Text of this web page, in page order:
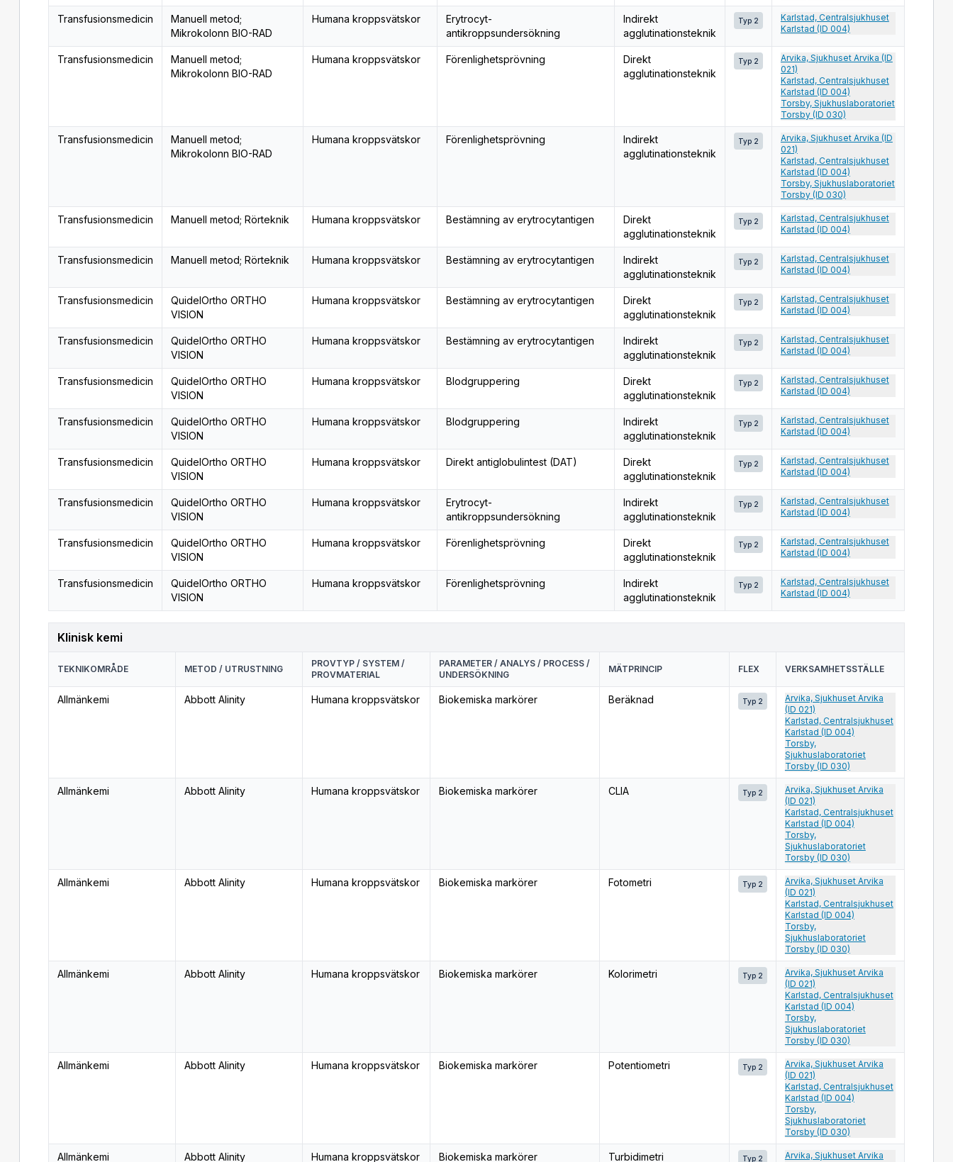
Transfusionsmedicin
Manuell metod;
Mikrokolonn BIO-RAD
Humana kroppsvätskor
Erytrocyt-
antikroppsundersökning
Indirekt
agglutinationsteknik
Typ 2
Karlstad, Centralsjukhuset
Karlstad (ID 004)
Transfusionsmedicin
Manuell metod;
Mikrokolonn BIO-RAD
Humana kroppsvätskor Förenlighetsprövning
Direkt
agglutinationsteknik
Typ 2
Arvika, Sjukhuset Arvika (ID
021)
Karlstad, Centralsjukhuset
Karlstad (ID 004)
Torsby, Sjukhuslaboratoriet
Torsby (ID 030)
Transfusionsmedicin
Manuell metod;
Mikrokolonn BIO-RAD
Humana kroppsvätskor Förenlighetsprövning
Indirekt
agglutinationsteknik
Typ 2
Arvika, Sjukhuset Arvika (ID
021)
Karlstad, Centralsjukhuset
Karlstad (ID 004)
Torsby, Sjukhuslaboratoriet
Torsby (ID 030)
Transfusionsmedicin Manuell metod; Rörteknik Humana kroppsvätskor Bestämning av erytrocytantigen
Direkt
agglutinationsteknik
Typ 2
Karlstad, Centralsjukhuset
Karlstad (ID 004)
Transfusionsmedicin Manuell metod; Rörteknik Humana kroppsvätskor Bestämning av erytrocytantigen
Indirekt
agglutinationsteknik
Typ 2
Karlstad, Centralsjukhuset
Karlstad (ID 004)
Transfusionsmedicin
QuidelOrtho ORTHO
VISION
Humana kroppsvätskor Bestämning av erytrocytantigen
Direkt
agglutinationsteknik
Typ 2
Karlstad, Centralsjukhuset
Karlstad (ID 004)
Transfusionsmedicin
QuidelOrtho ORTHO
VISION
Humana kroppsvätskor Bestämning av erytrocytantigen
Indirekt
agglutinationsteknik
Typ 2
Karlstad, Centralsjukhuset
Karlstad (ID 004)
Transfusionsmedicin
QuidelOrtho ORTHO
VISION
Humana kroppsvätskor Blodgruppering
Direkt
agglutinationsteknik
Typ 2
Karlstad, Centralsjukhuset
Karlstad (ID 004)
Transfusionsmedicin
QuidelOrtho ORTHO
VISION
Humana kroppsvätskor Blodgruppering
Indirekt
agglutinationsteknik
Typ 2
Karlstad, Centralsjukhuset
Karlstad (ID 004)
Transfusionsmedicin
QuidelOrtho ORTHO
VISION
Humana kroppsvätskor Direkt antiglobulintest (DAT)
Direkt
agglutinationsteknik
Typ 2
Karlstad, Centralsjukhuset
Karlstad (ID 004)
Transfusionsmedicin
QuidelOrtho ORTHO
VISION
Humana kroppsvätskor
Erytrocyt-
antikroppsundersökning
Indirekt
agglutinationsteknik
Typ 2
Karlstad, Centralsjukhuset
Karlstad (ID 004)
Transfusionsmedicin
QuidelOrtho ORTHO
VISION
Humana kroppsvätskor Förenlighetsprövning
Direkt
agglutinationsteknik
Typ 2
Karlstad, Centralsjukhuset
Karlstad (ID 004)
Transfusionsmedicin
QuidelOrtho ORTHO
VISION
Humana kroppsvätskor Förenlighetsprövning
Indirekt
agglutinationsteknik
Typ 2
Karlstad, Centralsjukhuset
Karlstad (ID 004)
Klinisk kemi
TEKNIKOMRÅDE METOD / UTRUSTNING
PROVTYP / SYSTEM /
PROVMATERIAL
PARAMETER / ANALYS / PROCESS /
UNDERSÖKNING
MÄTPRINCIP FLEX VERKSAMHETSSTÄLLE
Allmänkemi Abbott Alinity Humana kroppsvätskor Biokemiska markörer Beräknad Typ 2
Arvika, Sjukhuset Arvika
(ID 021)
Karlstad, Centralsjukhuset
Karlstad (ID 004)
Torsby,
Sjukhuslaboratoriet
Torsby (ID 030)
Allmänkemi Abbott Alinity Humana kroppsvätskor Biokemiska markörer CLIA Typ 2
Arvika, Sjukhuset Arvika
(ID 021)
Karlstad, Centralsjukhuset
Karlstad (ID 004)
Torsby,
Sjukhuslaboratoriet
Torsby (ID 030)
Allmänkemi Abbott Alinity Humana kroppsvätskor Biokemiska markörer Fotometri Typ 2
Arvika, Sjukhuset Arvika
(ID 021)
Karlstad, Centralsjukhuset
Karlstad (ID 004)
Torsby,
Sjukhuslaboratoriet
Torsby (ID 030)
Allmänkemi Abbott Alinity Humana kroppsvätskor Biokemiska markörer Kolorimetri Typ 2
Arvika, Sjukhuset Arvika
(ID 021)
Karlstad, Centralsjukhuset
Karlstad (ID 004)
Torsby,
Sjukhuslaboratoriet
Torsby (ID 030)
Allmänkemi Abbott Alinity Humana kroppsvätskor Biokemiska markörer Potentiometri Typ 2
Arvika, Sjukhuset Arvika
(ID 021)
Karlstad, Centralsjukhuset
Karlstad (ID 004)
Torsby,
Sjukhuslaboratoriet
Torsby (ID 030)
Allmänkemi Abbott Alinity Humana kroppsvätskor Biokemiska markörer Turbidimetri Typ 2
Arvika, Sjukhuset Arvika